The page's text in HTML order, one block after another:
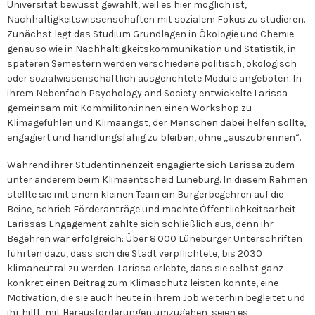
Universität bewusst gewählt, weil es hier möglich ist,
Nachhaltigkeitswissenschaften mit sozialem Fokus zu studieren.
Zunächst legt das Studium Grundlagen in Ökologie und Chemie
genauso wie in Nachhaltigkeitskommunikation und Statistik, in
späteren Semestern werden verschiedene politisch, ökologisch
oder sozialwissenschaftlich ausgerichtete Module angeboten. In
ihrem Nebenfach Psychology and Society entwickelte Larissa
gemeinsam mit Kommiliton:innen einen Workshop zu
Klimagefühlen und Klimaangst, der Menschen dabei helfen sollte,
engagiert und handlungsfähig zu bleiben, ohne „auszubrennen“.
Während ihrer Studentinnenzeit engagierte sich Larissa zudem
unter anderem beim Klimaentscheid Lüneburg. In diesem Rahmen
stellte sie mit einem kleinen Team ein Bürgerbegehren auf die
Beine, schrieb Förderanträge und machte Öffentlichkeitsarbeit.
Larissas Engagement zahlte sich schließlich aus, denn ihr
Begehren war erfolgreich: Über 8.000 Lüneburger Unterschriften
führten dazu, dass sich die Stadt verpflichtete, bis 2030
klimaneutral zu werden. Larissa erlebte, dass sie selbst ganz
konkret einen Beitrag zum Klimaschutz leisten konnte, eine
Motivation, die sie auch heute in ihrem Job weiterhin begleitet und
ihr hilft, mit Herausforderungen umzugehen, seien es